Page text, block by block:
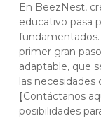
En BeezNest,
educativo pasa
fundamentados.
primer gran
adaptable, que
las necesidades
[Contáctanos
posibilidades